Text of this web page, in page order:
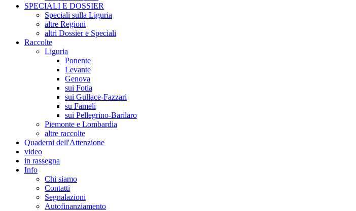
SPECIALI E DOSSIER
Speciali sulla Liguria
altre Regioni
altri Dossier e Speciali
Raccolte
Liguria
Ponente
Levante
Genova
sui Fotia
sui Gullace-Fazzari
su Fameli
sui Pellegrino-Barilaro
Piemonte e Lombardia
altre raccolte
Quaderni dell'Attenzione
video
in rassegna
Info
Chi siamo
Contatti
Segnalazioni
Autofinanziamento